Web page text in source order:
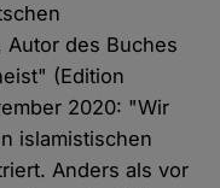
Autor des Buches
(Edition
2020: "Wir
islamistischen
Anders als vor